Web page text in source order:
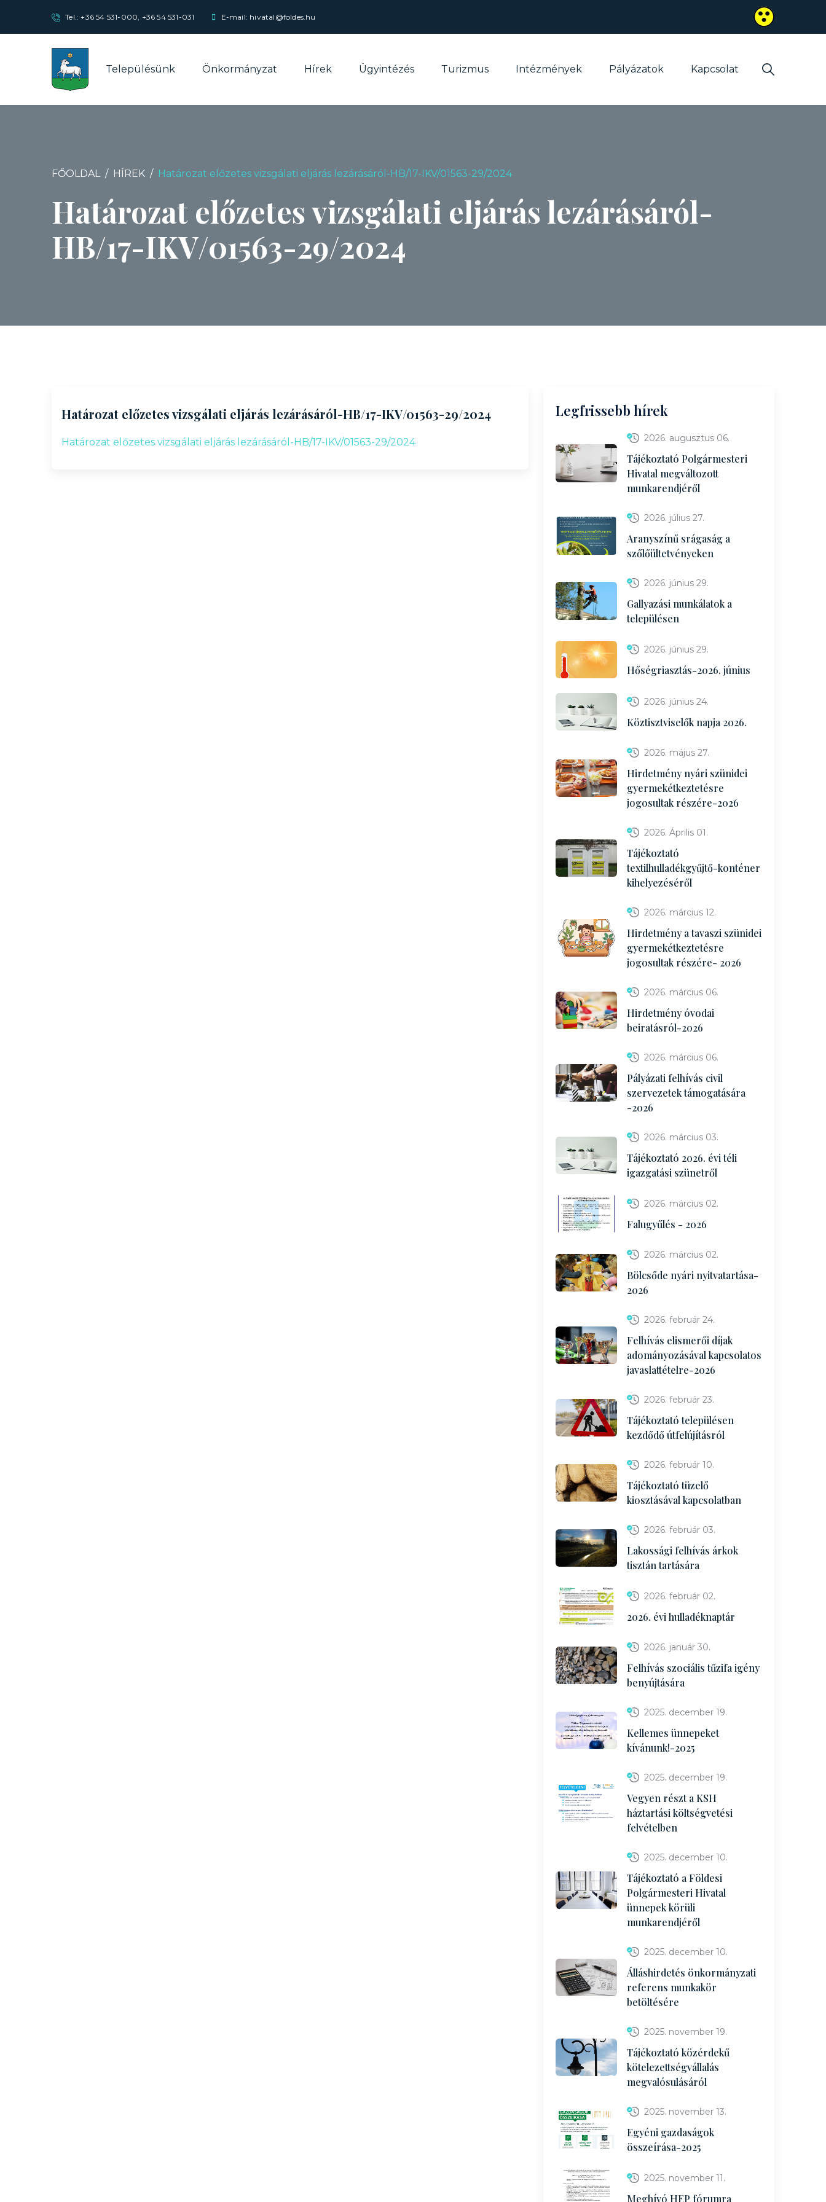
Tel.:+36 54 531-000, +36 54 531-031 E-mail: hivatal@foldes.hu
Településünk Önkormányzat Hírek Ügyintézés Turizmus Intézmények Pályázatok Kapcsolat
FŐOLDAL HÍREK Határozat előzetes vizsgálati eljárás lezárásáról-HB/17-IKV/01563-29/2024
Határozat előzetes vizsgálati eljárás lezárásáról-
HB/17-IKV/01563-29/2024
Határozat előzetes vizsgálati eljárás lezárásáról-HB/17-IKV/01563-29/2024
Határozat előzetes vizsgálati eljárás lezárásáról-HB/17-IKV/01563-29/2024
Legfrissebb hírek
2026. augusztus 06.
Tájékoztató Polgármesteri
Hivatal megváltozott
munkarendjéről
2026. július 27.
Aranyszínű srágaság a
szőlőültetvényeken
2026. június 29.
Gallyazási munkálatok a
településen
2026. június 29.
Hőségriasztás-2026. június
2026. június 24.
Köztisztviselők napja 2026.
2026. május 27.
Hirdetmény nyári szünidei
gyermekétkeztetésre
jogosultak részére-2026
2026. Április 01.
Tájékoztató
textilhulladékgyűjtő-konténer
kihelyezéséről
2026. március 12.
Hirdetmény a tavaszi szünidei
gyermekétkeztetésre
jogosultak részére- 2026
2026. március 06.
Hirdetmény óvodai
beiratásról-2026
2026. március 06.
Pályázati felhívás civil
szervezetek támogatására
-2026
2026. március 03.
Tájékoztató 2026. évi téli
igazgatási szünetről
2026. március 02.
Falugyűlés - 2026
2026. március 02.
Bölcsőde nyári nyitvatartása-
2026
2026. február 24.
Felhívás elismerői díjak
adományozásával kapcsolatos
javaslattételre-2026
2026. február 23.
Tájékoztató településen
kezdődő útfelújításról
2026. február 10.
Tájékoztató tüzelő
kiosztásával kapcsolatban
2026. február 03.
Lakossági felhívás árkok
tisztán tartására
2026. február 02.
2026. évi hulladéknaptár
2026. január 30.
Felhívás szociális tűzifa igény
benyújtására
2025. december 19.
Kellemes ünnepeket
kívánunk!-2025
2025. december 19.
Vegyen részt a KSH
háztartási költségvetési
felvételben
2025. december 10.
Tájékoztató a Földesi
Polgármesteri Hivatal
ünnepek körüli
munkarendjéről
2025. december 10.
Álláshirdetés önkormányzati
referens munkakör
betöltésére
2025. november 19.
Tájékoztató közérdekű
kötelezettségvállalás
megvalósulásáról
2025. november 13.
Egyéni gazdaságok
összeírása-2025
2025. november 11.
Meghívó HEP fórumra